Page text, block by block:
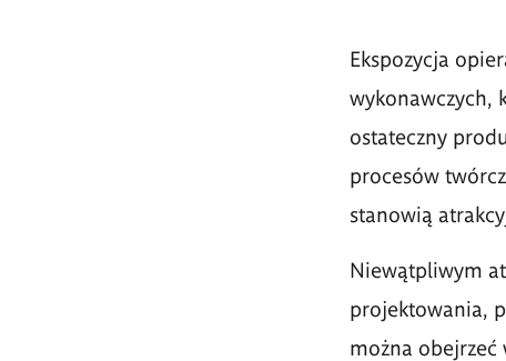
Ekspozycja
wykonawczych,
ostateczny
procesów
stanowią
Niewątpliwym
projektowania,
można obejrzeć